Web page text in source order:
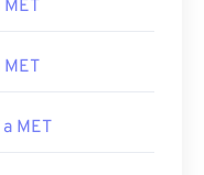
MET
MET
a MET